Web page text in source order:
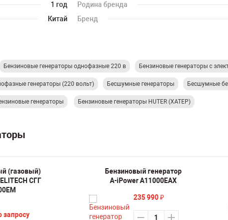
1 год Родина бренда
Китай Бренд
Бензиновые генераторы однофазные 220 в Бензиновые генераторы с
генераторы (220 вольт) Бесшумные генераторы Бесшумные
генераторы Бензиновые генераторы HUTER (ХАТЕР)
(газовый)
СГГ
запросу
Бензиновый генератор
A-iPower A11000EAX
235 990 ₽